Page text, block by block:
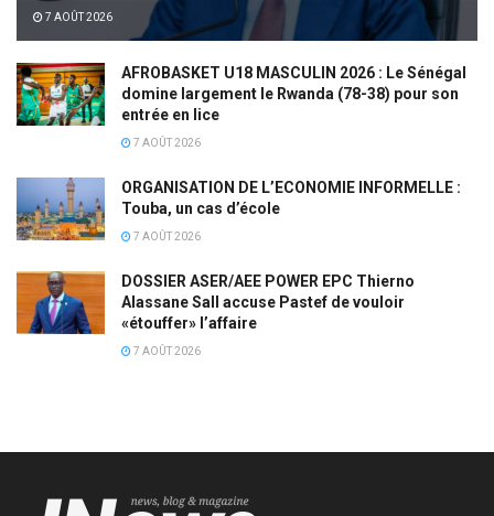
7 AOÛT 2026
AFROBASKET U18 MASCULIN 2026 : Le Sénégal
domine largement le Rwanda (78-38) pour son
entrée en lice
7 AOÛT 2026
ORGANISATION DE L’ECONOMIE INFORMELLE :
Touba, un cas d’école
7 AOÛT 2026
DOSSIER ASER/AEE POWER EPC Thierno
Alassane Sall accuse Pastef de vouloir
«étouffer» l’affaire
7 AOÛT 2026